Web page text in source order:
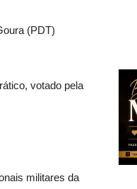
(PDT)
votado pela
militares da